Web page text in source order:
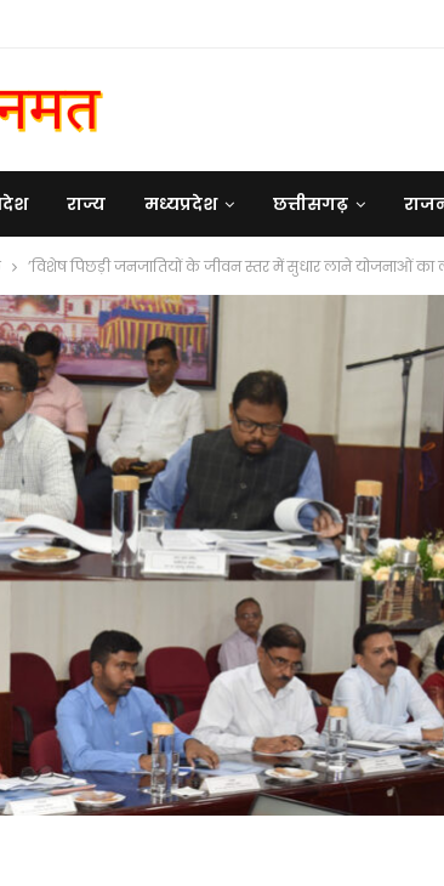
राज्य मध्यप्रदेश छत्तीसगढ़
’विशेष पिछड़ी जनजातियों के जीवन स्तर में सुधार लाने योजनाओं का